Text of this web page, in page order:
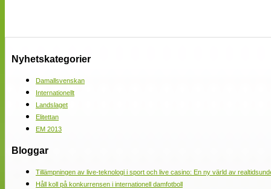
Nyhetskategorier
Damallsvenskan
Internationellt
Landslaget
Elitettan
EM 2013
Bloggar
Tillämpningen av live-teknologi i sport och live casino: En ny värld av
Håll koll på konkurrensen i internationell damfotboll